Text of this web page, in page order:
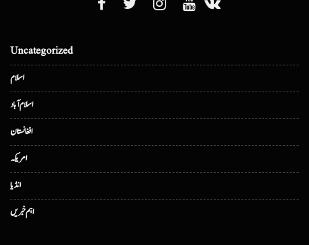
Uncategorized
اسلام
اسلام آباد
افغانستان
امریکہ
انڈیا
اہم خبریں